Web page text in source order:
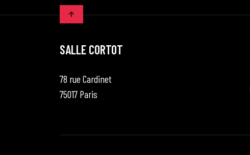
SALLE CORTOT
78 rue Cardinet
75017 Paris